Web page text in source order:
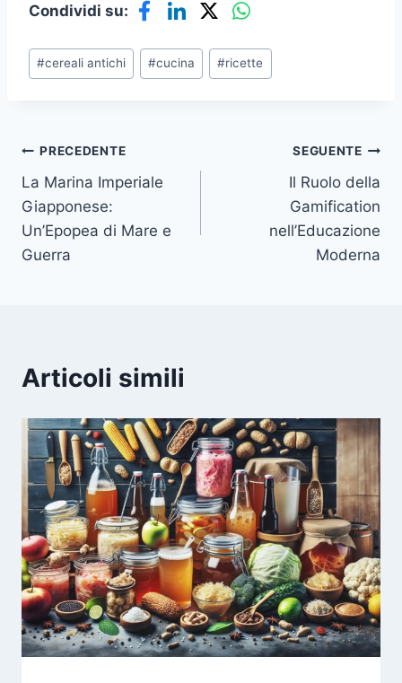
Condividi su:
Tag
articolo:
#cereali antichi #cucina #ricette
Navigazione
articoli
PRECEDENTE
La Marina Imperiale
Giapponese:
Un’Epopea di Mare e
Guerra
SEGUENTE
Il Ruolo della
Gamification
nell’Educazione
Moderna
Articoli simili